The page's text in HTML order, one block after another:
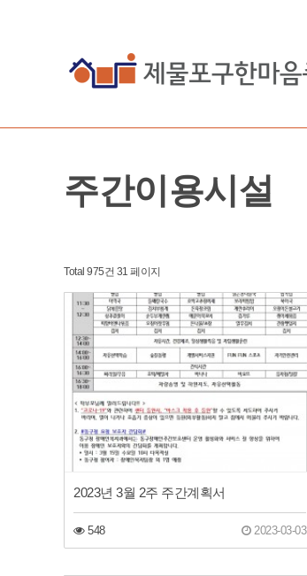
주간이용시설
Total 975건 31 페이지
2023년 3월 2주 주간계획서
548 2023-03-03